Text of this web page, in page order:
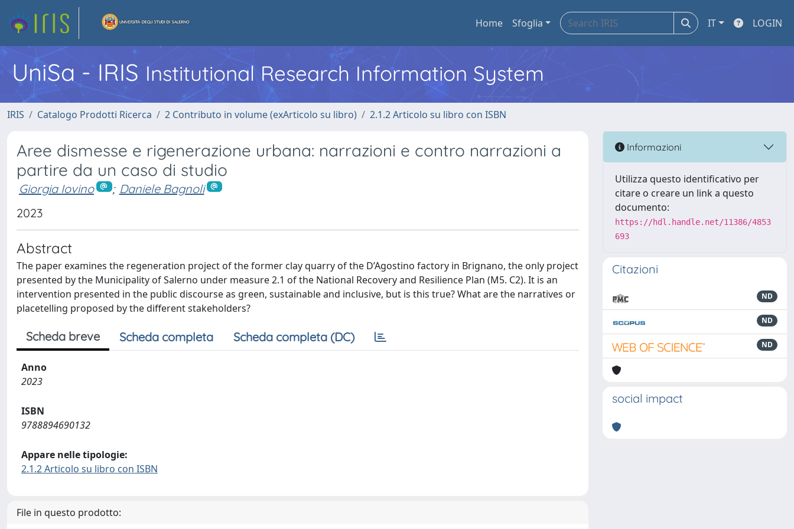
Home Sfoglia IT LOGIN
UniSa - IRIS Institutional Research Information System
IRIS Catalogo Prodotti Ricerca 2 Contributo in volume (exArticolo su libro) 2.1.2 Articolo su libro con ISBN
Aree dismesse e rigenerazione urbana: narrazioni e contro narrazioni a
partire da un caso di studio
Giorgia Iovino ; Daniele Bagnoli
2023
Abstract
The paper examines the regeneration project of the former clay quarry of the D’Agostino factory in Brignano, the only project
presented by the Municipality of Salerno under measure 2.1 of the National Recovery and Resilience Plan (M5. C2). It is an
intervention presented in the public discourse as green, sustainable and inclusive, but is this true? What are the narratives or
placetelling proposed by the different stakeholders?
Scheda breve Scheda completa Scheda completa (DC)
Anno
2023
ISBN
9788894690132
Appare nelle tipologie:
2.1.2 Articolo su libro con ISBN
File in questo prodotto:
Informazioni
Utilizza questo identificativo per
citare o creare un link a questo
documento:
https://hdl.handle.net/11386/4853
693
Citazioni
ND
ND
ND
social impact